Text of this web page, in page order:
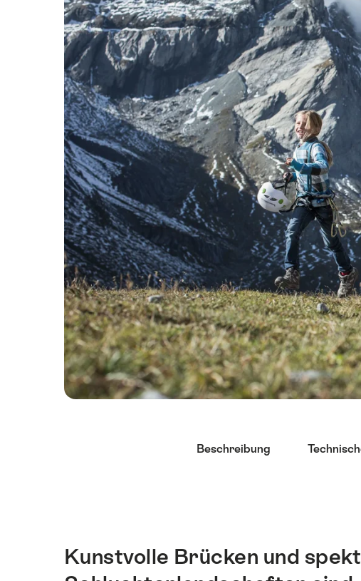
Ankerpunkten
auf
Beschreibung
Einleitung
Kunstvolle Brücken und